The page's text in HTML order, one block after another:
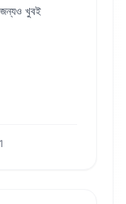
জন্যও খুবই